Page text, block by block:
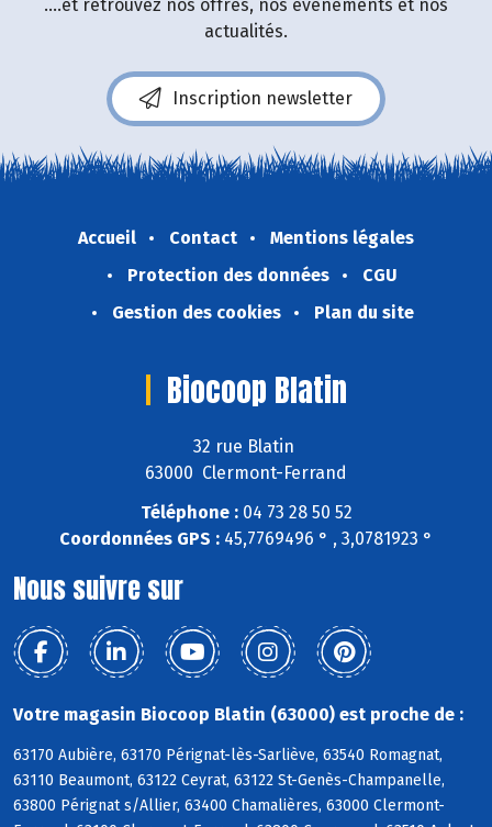
....et retrouvez nos offres, nos événements et nos
actualités.
Inscription newsletter
Accueil Contact
Mentions légales
Protection des données
CGU
Gestion des cookies
Plan du site
Biocoop Blatin
32 rue Blatin
63000 Clermont-Ferrand
Téléphone :04 73 28 50 52
Coordonnées GPS : 45,7769496 ° , 3,0781923 °
Nous suivre sur
Votre magasin Biocoop Blatin (63000) est proche de :
63170 Aubière, 63170 Pérignat-lès-Sarliève, 63540 Romagnat,
63110 Beaumont, 63122 Ceyrat, 63122 St-Genès-Champanelle,
63800 Pérignat s/Allier, 63400 Chamalières, 63000 Clermont-